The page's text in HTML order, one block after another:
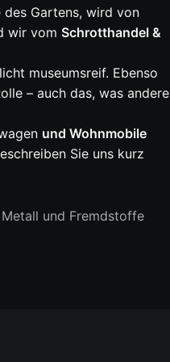
Gartens, wird von
wir vom Schrotthandel &
museumsreif. Ebenso
– auch das, was andere
und Wohnmobile
Sie uns kurz
und Fremdstoffe